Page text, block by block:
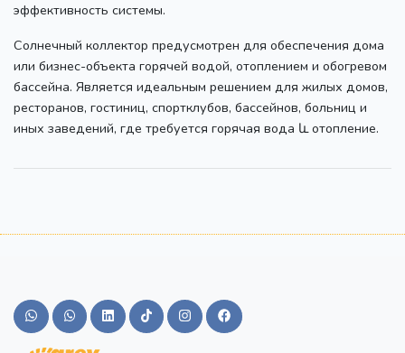
эффективность системы.
Солнечный коллектор предусмотрен для обеспечения дома
или бизнес-объекта горячей водой, отоплением и обогревом
бассейна. Является идеальным решением для жилых домов,
ресторанов, гостиниц, спортклубов, бассейнов, больниц и
иных заведений, где требуется горячая вода և отопление.